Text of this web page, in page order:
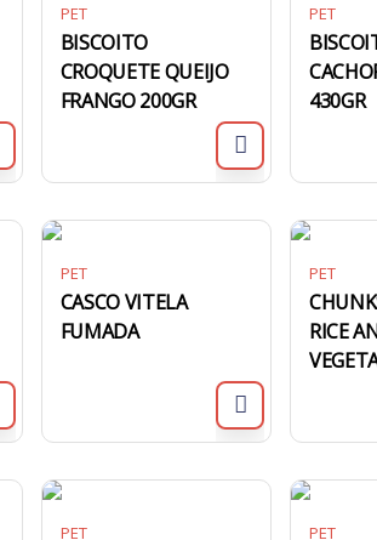
PET
BISCOITO
CROQUETE QUEIJO
FRANGO 200GR
PET
430GR
PET
CASCO VITELA
FUMADA
PET
RICE
PET PET